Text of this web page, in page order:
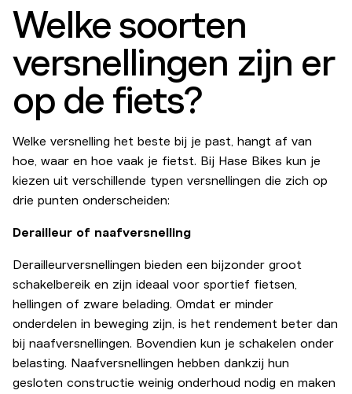
Welke soorten
versnellingen zijn er
op de fiets?
Welke versnelling het beste bij je past, hangt af van
hoe, waar en hoe vaak je fietst. Bij Hase Bikes kun je
kiezen uit verschillende typen versnellingen die zich op
drie punten onderscheiden:
Derailleur of naafversnelling
Derailleurversnellingen bieden een bijzonder groot
schakelbereik en zijn ideaal voor sportief fietsen,
hellingen of zware belading. Omdat er minder
onderdelen in beweging zijn, is het rendement beter dan
bij naafversnellingen. Bovendien kun je schakelen onder
belasting. Naafversnellingen hebben dankzij hun
gesloten constructie weinig onderhoud nodig en maken